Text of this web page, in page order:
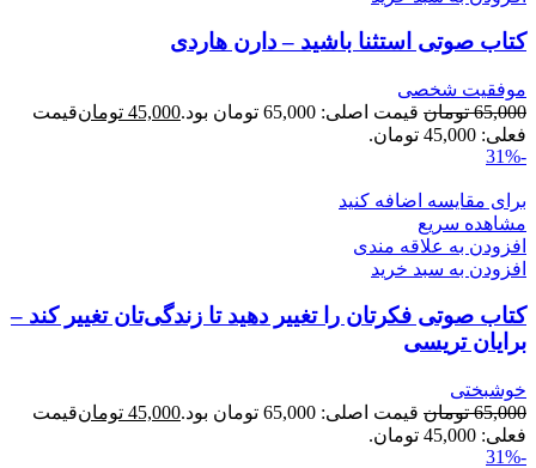
کتاب صوتی استثنا باشید – دارن هاردی
موفقیت شخصی
65,000 تومان قیمت اصلی: 65,000 تومان بود. 45,000 تومانقیمت
فعلی: 45,000 تومان.
-31%
برای مقایسه اضافه کنید
مشاهده سریع
افزودن به علاقه مندی
افزودن به سبد خرید
کتاب صوتی فکرتان را تغییر دهید تا زندگی‌تان تغییر کند –
برایان تریسی
خوشبختی
65,000 تومان قیمت اصلی: 65,000 تومان بود. 45,000 تومانقیمت
فعلی: 45,000 تومان.
-31%